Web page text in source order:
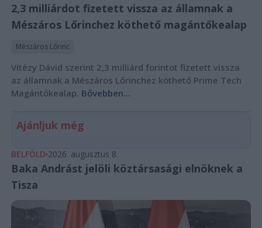
2,3 milliárdot fizetett vissza az államnak a
Mészáros Lőrinchez köthető magántőkealap
Mészáros Lőrinc
Vitézy Dávid szerint 2,3 milliárd forintot fizetett vissza
az államnak a Mészáros Lőrinchez köthető Prime Tech
Magántőkealap. Bővebben...
Ajánljuk még
BELFÖLD 2026. augusztus 8.
Baka Andrást jelöli köztársasági elnöknek a
Tisza